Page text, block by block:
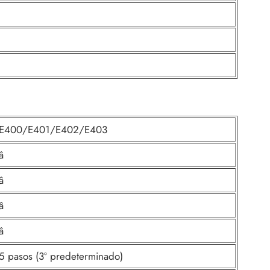
E401/E402/E403
pasos (3º predeterminado)